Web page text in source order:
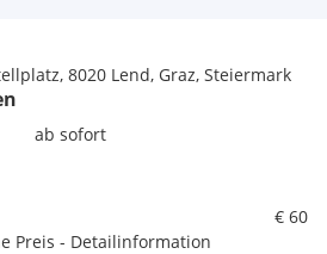
8020 Lend, Graz, Steiermark
ab sofort
€ 60
Preis - Detailinformation